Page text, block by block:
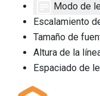
Modo de
Escalamiento
Tamaño de
Altura de la
Espaciado de